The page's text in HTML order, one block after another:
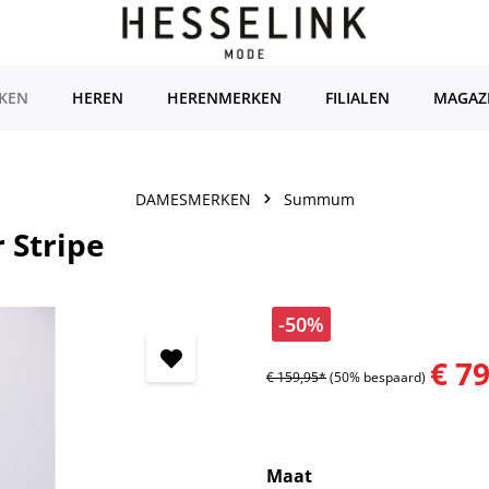
HEREN HERENMERKEN FILIALEN
DAMESMERKEN Summum
Stripe
-50%
€ 159,95*(50% bespaard) €
Selecteer
Maat